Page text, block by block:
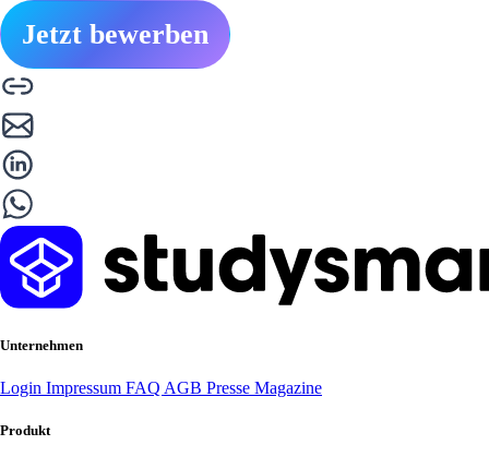
Jetzt bewerben
Unternehmen
Login Impressum FAQ AGB Presse Magazine
Produkt